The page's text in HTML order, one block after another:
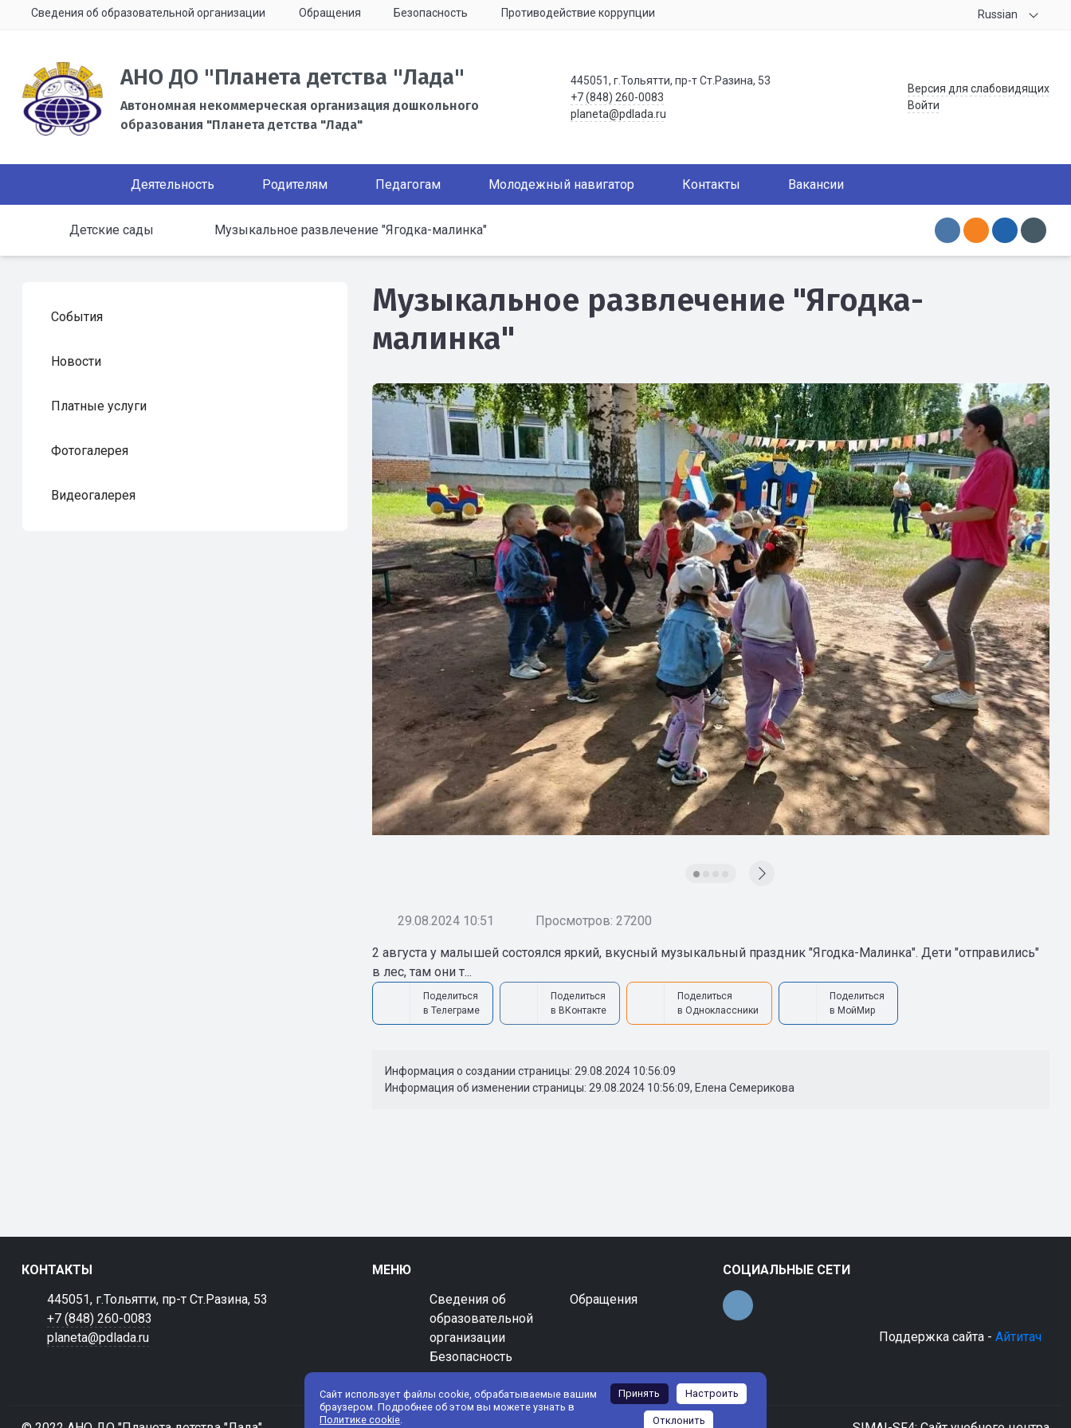
Сайт использует файлы cookie, обрабатываемые вашим
браузером. Подробнее об этом вы можете узнать в
Политике cookie
Принять Настроить
Отклонить
Сведения об образовательной организации Обращения Безопасность Противодействие коррупции Russian
АНО ДО "Планета детства "Лада"
Автономная некоммерческая организация дошкольного
образования "Планета детства "Лада"
445051, г.Тольятти, пр-т Ст.Разина, 53
+7 (848) 260-0083
planeta@pdlada.ru
Версия для слабовидящих
Войти
Деятельность Родителям Педагогам Молодежный навигатор Контакты Вакансии
Детские сады Музыкальное развлечение "Ягодка-малинка"
События
Новости
Платные услуги
Фотогалерея
Видеогалерея
Музыкальное развлечение "Ягодка-
малинка"
29.08.2024 10:51 Просмотров: 27200
2 августа у малышей состоялся яркий, вкусный музыкальный праздник "Ягодка-Малинка". Дети "отправились"
в лес, там они т...
Поделиться
в Телеграме
Поделиться
в ВКонтакте
Поделиться
в Одноклассники
Поделиться
в МойМир
Информация о создании страницы: 29.08.2024 10:56:09
Информация об изменении страницы: 29.08.2024 10:56:09, Елена Семерикова
КОНТАКТЫ
445051, г.Тольятти, пр-т Ст.Разина, 53
+7 (848) 260-0083
planeta@pdlada.ru
МЕНЮ
Сведения об
образовательной
организации
Обращения
Безопасность
СОЦИАЛЬНЫЕ СЕТИ
Поддержка сайта - Айтитач